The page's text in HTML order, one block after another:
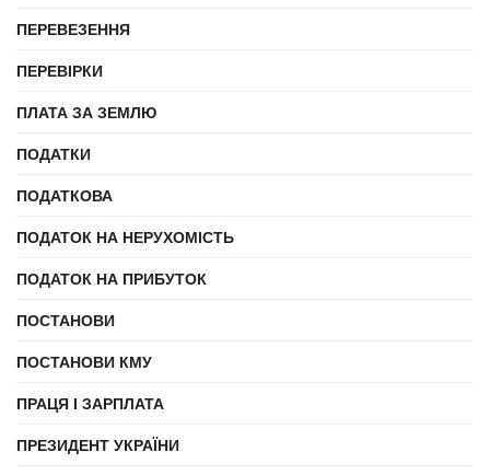
ПЕРЕВЕЗЕННЯ
ПЕРЕВІРКИ
ПЛАТА ЗА ЗЕМЛЮ
ПОДАТКИ
ПОДАТКОВА
ПОДАТОК НА НЕРУХОМІСТЬ
ПОДАТОК НА ПРИБУТОК
ПОСТАНОВИ
ПОСТАНОВИ КМУ
ПРАЦЯ І ЗАРПЛАТА
ПРЕЗИДЕНТ УКРАЇНИ